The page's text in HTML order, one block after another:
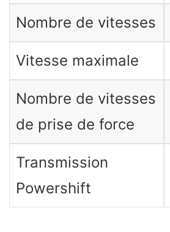
Nombre de vitesses
Vitesse maximale
Nombre de vitesses
de prise de force
Transmission
Powershift